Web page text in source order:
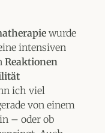
wurde
intensiven
Reaktionen
ich viel
von einem
– oder ob